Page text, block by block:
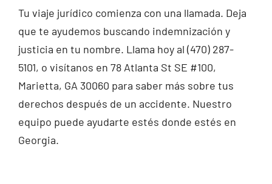
Tu viaje jurídico comienza con una llamada. Deja
que te ayudemos buscando indemnización y
justicia en tu nombre. Llama hoy al (470) 287-
5101, o visítanos en 78 Atlanta St SE #100,
Marietta, GA 30060 para saber más sobre tus
derechos después de un accidente. Nuestro
equipo puede ayudarte estés donde estés en
Georgia.